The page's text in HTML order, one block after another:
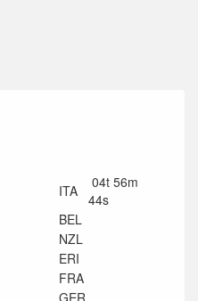
ITA
04t 56m
44s
BEL
NZL
ERI
FRA
GER